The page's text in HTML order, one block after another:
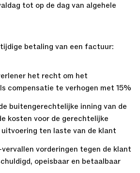
tot op de dag van algehele
betaling van een factuur:
het recht om het
compensatie te verhogen met 15%
buitengerechtelijke inning van de
kosten voor de gerechtelijke
uitvoering ten laste van de klant
vorderingen tegen de klant
opeisbaar en betaalbaar